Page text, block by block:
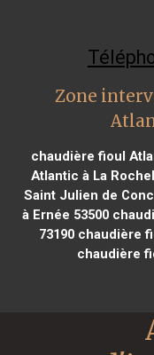
Zone
chaudière fioul
Atlantic à La
Saint Julien de
à Ernée 53500
73190chaudière
chaudière